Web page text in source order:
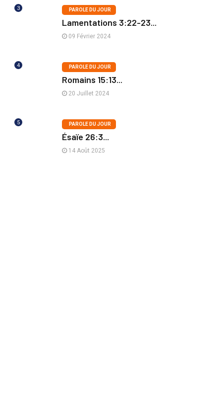
3 PAROLE DU JOUR
Lamentations 3:22-23...
09 Février 2024
4 PAROLE DU JOUR
Romains 15:13...
20 Juillet 2024
5 PAROLE DU JOUR
Ésaïe 26:3...
14 Août 2025